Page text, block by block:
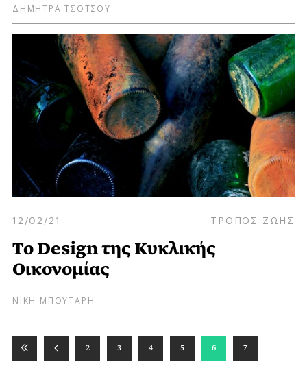
ΔΗΜΗΤΡΑ ΤΣΟΤΣΟΥ
12/02/21 ΤΡΟΠΟΣ ΖΩΗΣ
To Design της Κυκλικής
Oικονομίας
ΝΙΚΗ ΜΠΟΥΤΑΡΗ
2 3 4 5 6 7